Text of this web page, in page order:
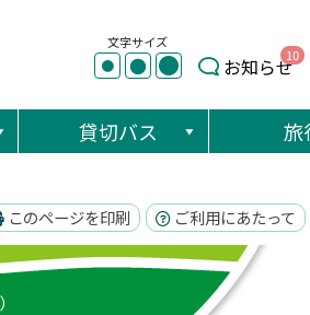
文字サイズ
● ● ● お知らせ10
貸切バス 旅
このページを印刷 ご利用にあたって